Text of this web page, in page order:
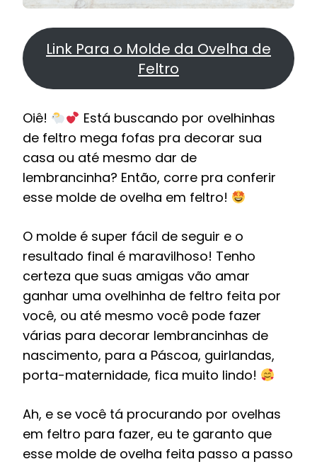
Link Para o Molde da Ovelha de
Feltro
Oiê!
Está buscando por ovelhinhas
de feltro mega fofas pra decorar sua
casa ou até mesmo dar de
lembrancinha? Então, corre pra conferir
esse molde de ovelha em feltro!
O molde é super fácil de seguir e o
resultado final é maravilhoso! Tenho
certeza que suas amigas vão amar
ganhar uma ovelhinha de feltro feita por
você, ou até mesmo você pode fazer
várias para decorar lembrancinhas de
nascimento, para a Páscoa, guirlandas,
porta-maternidade, fica muito lindo!
Ah, e se você tá procurando por ovelhas
em feltro para fazer, eu te garanto que
esse molde de ovelha feita passo a passo